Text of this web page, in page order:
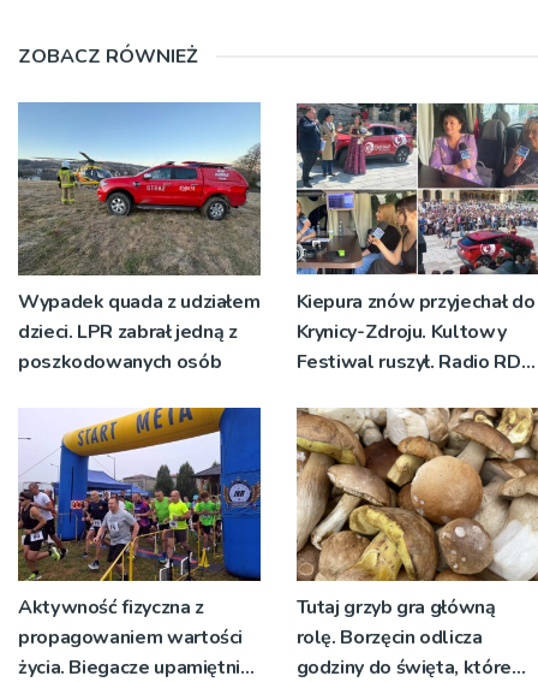
ZOBACZ RÓWNIEŻ
Wypadek quada z udziałem
dzieci. LPR zabrał jedną z
poszkodowanych osób
Kiepura znów przyjechał do
Krynicy-Zdroju. Kultowy
Festiwal ruszył. Radio RDN
żywo [ZDJĘCIA]
Aktywność fizyczna z
propagowaniem wartości
życia. Biegacze upamiętnili
Tutaj grzyb gra główną
rolę. Borzęcin odlicza
godziny do święta, które